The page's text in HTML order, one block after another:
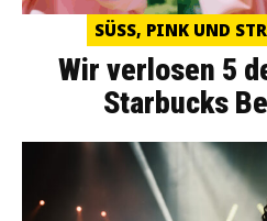
SÜSS, PINK UND
Wir verlosen 5
Starbucks